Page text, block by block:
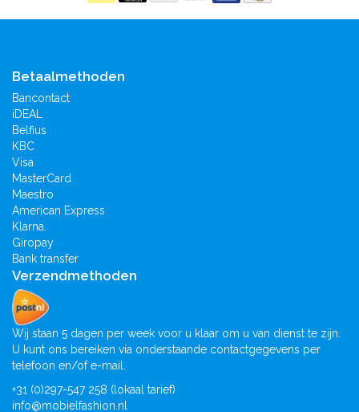
Betaalmethoden
Bancontact
iDEAL
Belfius
KBC
Visa
MasterCard
Maestro
American Express
Klarna.
Giropay
Bank transfer
Verzendmethoden
Wij staan 5 dagen per week voor u klaar om u van dienst te zijn.
U kunt ons bereiken via onderstaande contactgegevens per
telefoon en/of e-mail.
+31 (0)297-547 258 (lokaal tarief)
info@mobielfashion.nl